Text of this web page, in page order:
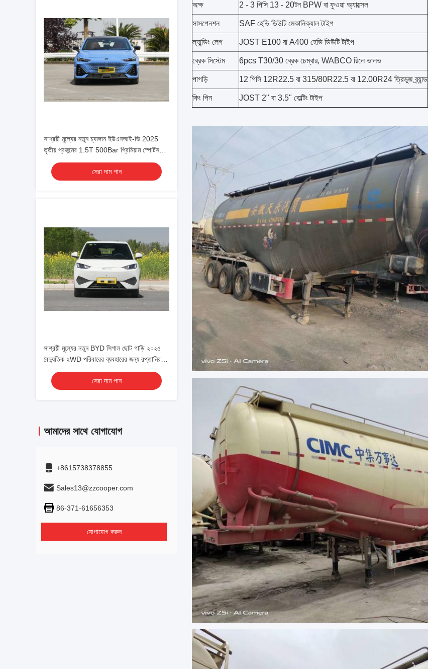
সাশ্রয়ী মূল্যের নতুন চ্যাঙ্গান ইউএনআই-ভি 2025
তৃতীয় প্রজন্মের 1.5T 500Bar প্রিমিয়াম স্পোর্টস
সংস্করণ পরিবারের ব্যবহারের জন্য রফতানির জন্য
সেরা দাম পান
সাশ্রয়ী মূল্যের নতুন BYD সিগাল ছোট গাড়ি ২০২৫
বৈদ্যুতিক ২WD পরিবারের ব্যবহারের জন্য রপ্তানির
উদ্দেশ্যে
সেরা দাম পান
আমাদের সাথে যোগাযোগ
+8615738378855
Sales13@zzcooper.com
86-371-61656353
যোগাযোগ করুন
অক্ষ 2 - 3 পিসি 13 - 20টন BPW বা ফুওয়া অ্যাক্সেল
সাসপেনশন SAF হেভি ডিউটি ​​মেকানিক্যাল টাইপ
ল্যান্ডিং লেগ JOST E100 বা A400 হেভি ডিউটি ​​টাইপ
ব্রেক সিস্টেম 6pcs T30/30 ব্রেক চেম্বার, WABCO রিলে ভালভ
পাগড়ি 12 পিসি 12R22.5 বা 315/80R22.5 বা 12.00R24 ত্রিভুজ ব্র্যান্ড
কিং পিন JOST 2" বা 3.5" বোল্টিং টাইপ